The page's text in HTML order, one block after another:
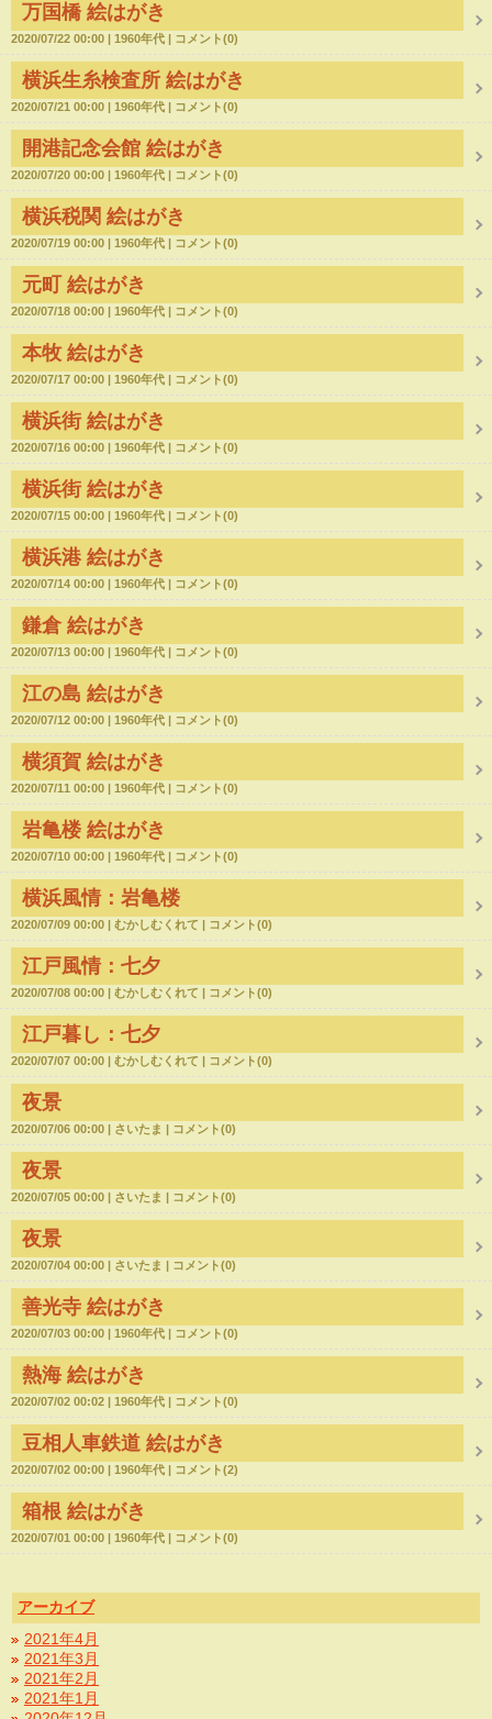
万国橋 絵はがき
2020/07/22 00:00 1960年代 コメント(0)
横浜生糸検査所 絵はがき
2020/07/21 00:00 1960年代 コメント(0)
開港記念会館 絵はがき
2020/07/20 00:00 1960年代 コメント(0)
横浜税関 絵はがき
2020/07/19 00:00 1960年代 コメント(0)
元町 絵はがき
2020/07/18 00:00 1960年代 コメント(0)
本牧 絵はがき
2020/07/17 00:00 1960年代 コメント(0)
横浜街 絵はがき
2020/07/16 00:00 1960年代 コメント(0)
横浜街 絵はがき
2020/07/15 00:00 1960年代 コメント(0)
横浜港 絵はがき
2020/07/14 00:00 1960年代 コメント(0)
鎌倉 絵はがき
2020/07/13 00:00 1960年代 コメント(0)
江の島 絵はがき
2020/07/12 00:00 1960年代 コメント(0)
横須賀 絵はがき
2020/07/11 00:00 1960年代 コメント(0)
岩亀楼 絵はがき
2020/07/10 00:00 1960年代 コメント(0)
横浜風情：岩亀楼
2020/07/09 00:00 むかしむくれて コメント(0)
江戸風情：七夕
2020/07/08 00:00 むかしむくれて コメント(0)
江戸暮し：七夕
2020/07/07 00:00 むかしむくれて コメント(0)
夜景
2020/07/06 00:00 さいたま コメント(0)
夜景
2020/07/05 00:00 さいたま コメント(0)
夜景
2020/07/04 00:00 さいたま コメント(0)
善光寺 絵はがき
2020/07/03 00:00 1960年代 コメント(0)
熱海 絵はがき
2020/07/02 00:02 1960年代 コメント(0)
豆相人車鉄道 絵はがき
2020/07/02 00:00 1960年代 コメント(2)
箱根 絵はがき
2020/07/01 00:00 1960年代 コメント(0)
アーカイブ
2021年4月
2021年3月
2021年2月
2021年1月